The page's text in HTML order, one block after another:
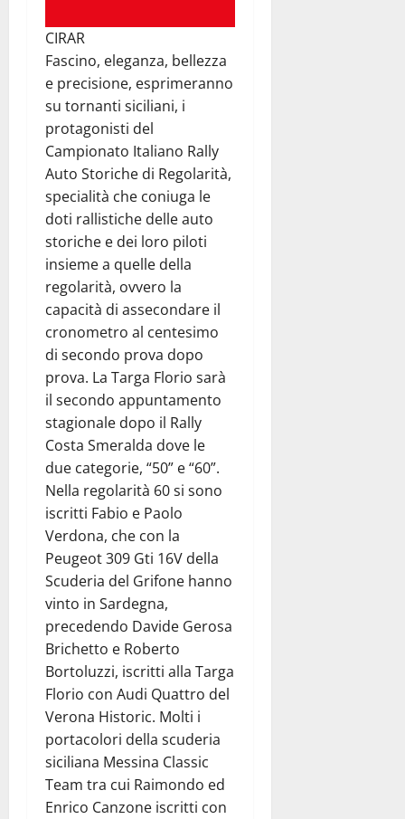
CIRAR
Fascino, eleganza, bellezza
e precisione, esprimeranno
su tornanti siciliani, i
protagonisti del
Campionato Italiano Rally
Auto Storiche di Regolarità,
specialità che coniuga le
doti rallistiche delle auto
storiche e dei loro piloti
insieme a quelle della
regolarità, ovvero la
capacità di assecondare il
cronometro al centesimo
di secondo prova dopo
prova. La Targa Florio sarà
il secondo appuntamento
stagionale dopo il Rally
Costa Smeralda dove le
due categorie, “50” e “60”.
Nella regolarità 60 si sono
iscritti Fabio e Paolo
Verdona, che con la
Peugeot 309 Gti 16V della
Scuderia del Grifone hanno
vinto in Sardegna,
precedendo Davide Gerosa
Brichetto e Roberto
Bortoluzzi, iscritti alla Targa
Florio con Audi Quattro del
Verona Historic. Molti i
portacolori della scuderia
siciliana Messina Classic
Team tra cui Raimondo ed
Enrico Canzone iscritti con